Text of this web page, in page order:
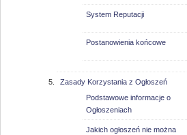
System Reputacji
Postanowienia końcowe
Zasady Korzystania z Ogłoszeń
Podstawowe informacje o
Ogłoszeniach
Jakich ogłoszeń nie można